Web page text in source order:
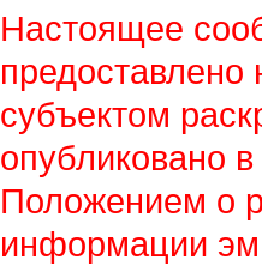
Настоящее
предоставлено
субъектом
опубликовано в
Положением о
информации